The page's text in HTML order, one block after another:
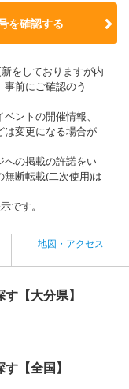
を確認する
をしておりますが内
前にご確認のう
ントの開催情報、
は変更になる場合が
の掲載の許諾をい
断転載(二次使用)は
です。
地図・アクセス
【大分県】
【全国】